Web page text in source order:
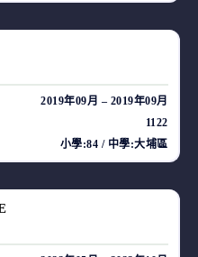
2019年09月 – 2019年09月
1122
小學:84 / 中學:大埔區